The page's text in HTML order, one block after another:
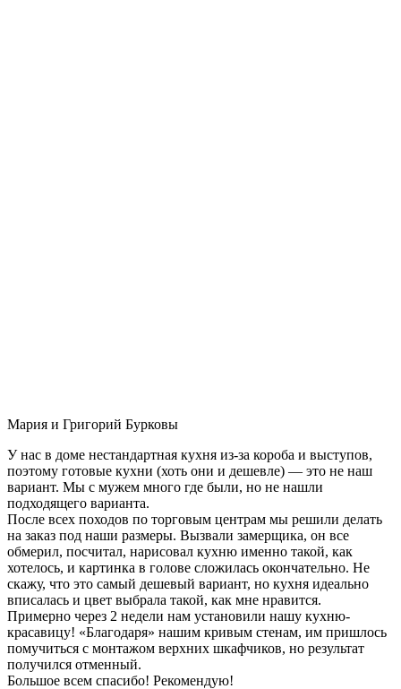
Мария и Григорий Бурковы
У нас в доме нестандартная кухня из-за короба и выступов,
поэтому готовые кухни (хоть они и дешевле) — это не наш
вариант. Мы с мужем много где были, но не нашли
подходящего варианта.
После всех походов по торговым центрам мы решили делать
на заказ под наши размеры. Вызвали замерщика, он все
обмерил, посчитал, нарисовал кухню именно такой, как
хотелось, и картинка в голове сложилась окончательно. Не
скажу, что это самый дешевый вариант, но кухня идеально
вписалась и цвет выбрала такой, как мне нравится.
Примерно через 2 недели нам установили нашу кухню-
красавицу! «Благодаря» нашим кривым стенам, им пришлось
помучиться с монтажом верхних шкафчиков, но результат
получился отменный.
Большое всем спасибо! Рекомендую!